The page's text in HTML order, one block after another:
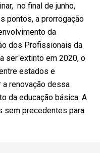
no final de junho,
pontos, a prorrogação
da
dos Profissionais da
ser extinto em 2020, o
estados e
a renovação dessa
da educação básica. A
sem precedentes para